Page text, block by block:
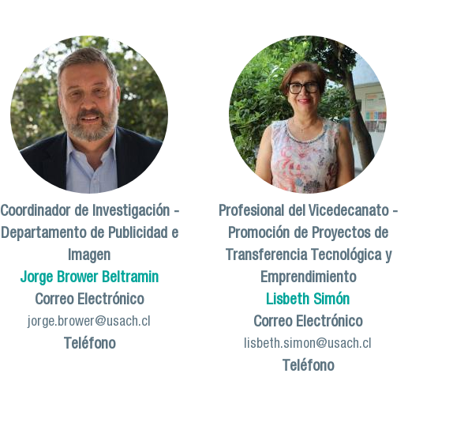
Coordinador de Investigación -
Departamento de Publicidad e
Imagen
Jorge Brower Beltramin
Correo Electrónico
jorge.brower@usach.cl
Teléfono
Profesional del Vicedecanato -
Promoción de Proyectos de
Transferencia Tecnológica y
Emprendimiento
Lisbeth Simón
Correo Electrónico
lisbeth.simon@usach.cl
Teléfono